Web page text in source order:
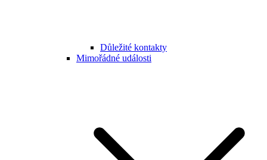
Důležité kontakty
Mimořádné události